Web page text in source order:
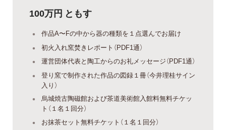
100万円 ともす
作品A〜Fの中から器の種類を１点選んでお届け
初火入れ窯焚きレポート（PDF1通）
運営団体代表と陶工からのお礼メッセージ（PDF1通）
登り窯で制作された作品の図録１冊（今井理桂サイン
入り）
烏城焼古陶磁館および茶道美術館入館料無料チケッ
ト（１名１回分）
お抹茶セット無料チケット（１名１回分）